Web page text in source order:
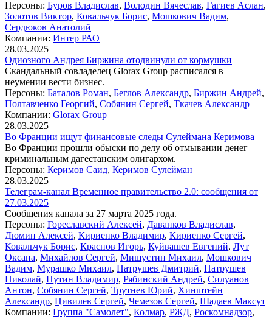
Персоны: Буров Владислав, Володин Вячеслав, Гагиев Аслан,
Золотов Виктор, Ковальчук Борис, Мошкович Вадим,
Сердюков Анатолий
Компании: Интер РАО
28.03.2025
Одиозного Андрея Биржина отодвинули от кормушки
Скандальный совладелец Glorax Group расписался в
неумении вести бизнес.
Персоны: Баталов Роман, Беглов Александр, Биржин Андрей,
Полтавченко Георгий, Собянин Сергей, Ткачев Александр
Компании: Glorax Group
28.03.2025
Во Франции ищут финансовые следы Сулеймана Керимова
Во Франции прошли обыски по делу об отмывании денег
криминальным дагестанским олигархом.
Персоны: Керимов Саид, Керимов Сулейман
28.03.2025
Телеграм-канал Временное правительство 2.0: сообщения от
27.03.2025
Сообщения канала за 27 марта 2025 года.
Персоны: Гореславский Алексей, Даванков Владислав,
Дюмин Алексей, Кириенко Владимир, Кириенко Сергей,
Ковальчук Борис, Краснов Игорь, Куйвашев Евгений, Лут
Оксана, Михайлов Сергей, Мишустин Михаил, Мошкович
Вадим, Мурашко Михаил, Патрушев Дмитрий, Патрушев
Николай, Путин Владимир, Рябинский Андрей, Силуанов
Антон, Собянин Сергей, Трутнев Юрий, Хинштейн
Александр, Цивилев Сергей, Чемезов Сергей, Шадаев Максут
Компании: Группа "Самолет", Колмар, РЖД, Роскомнадзор,